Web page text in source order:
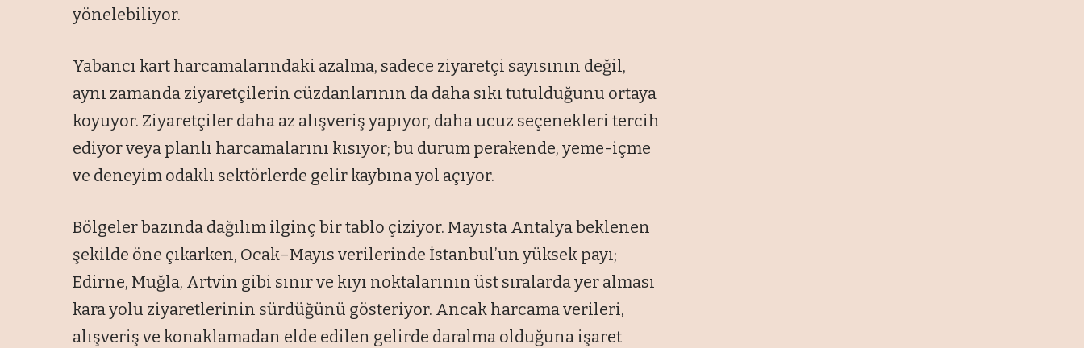
yönelebiliyor.
Yabancı kart harcamalarındaki azalma, sadece ziyaretçi sayısının değil,
aynı zamanda ziyaretçilerin cüzdanlarının da daha sıkı tutulduğunu ortaya
koyuyor. Ziyaretçiler daha az alışveriş yapıyor, daha ucuz seçenekleri tercih
ediyor veya planlı harcamalarını kısıyor; bu durum perakende, yeme-içme
ve deneyim odaklı sektörlerde gelir kaybına yol açıyor.
Bölgeler bazında dağılım ilginç bir tablo çiziyor. Mayısta Antalya beklenen
şekilde öne çıkarken, Ocak–Mayıs verilerinde İstanbul’un yüksek payı;
Edirne, Muğla, Artvin gibi sınır ve kıyı noktalarının üst sıralarda yer alması
kara yolu ziyaretlerinin sürdüğünü gösteriyor. Ancak harcama verileri,
alışveriş ve konaklamadan elde edilen gelirde daralma olduğuna işaret